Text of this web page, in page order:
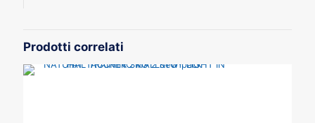
Prodotti correlati